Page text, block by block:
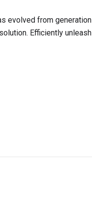
evolved from generation
Efficiently unleash